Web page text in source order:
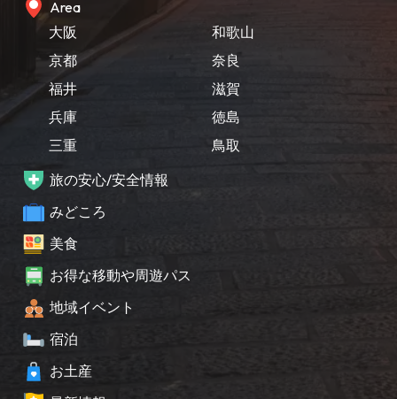
Area
大阪
京都
福井
兵庫
三重
和歌山
奈良
滋賀
徳島
鳥取
旅の安心/安全情報
みどころ
美食
お得な移動や周遊パス
地域イベント
宿泊
お土産